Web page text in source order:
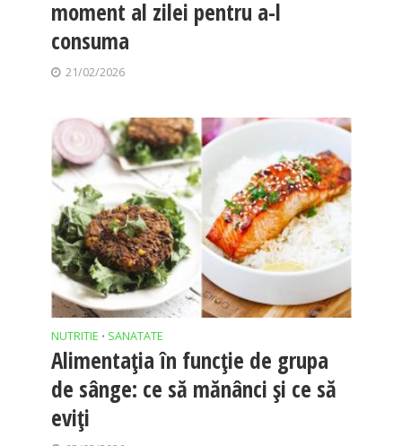
moment al zilei pentru a-l
consuma
21/02/2026
NUTRITIE • SANATATE
Alimentația în funcție de grupa
de sânge: ce să mănânci și ce să
eviți